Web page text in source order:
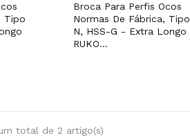
Tipo
Broca Para Perfis Ocos
Normas De Fábrica, Tipo
N, HSS-G - Extra Longo
RUKO...
total de 2 artigo(s)